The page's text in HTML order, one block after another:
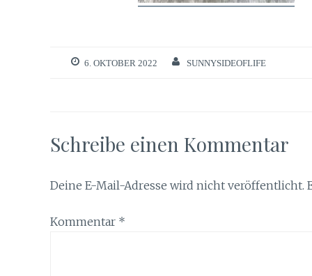
6. OKTOBER 2022 SUNNYSIDEOFLIFE
Schreibe einen Kommentar
Deine E-Mail-Adresse wird nicht veröffentlicht.
Kommentar *